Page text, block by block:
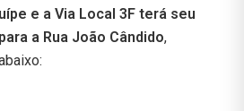
e a Via Local 3F terá seu
a Rua João Cândido,